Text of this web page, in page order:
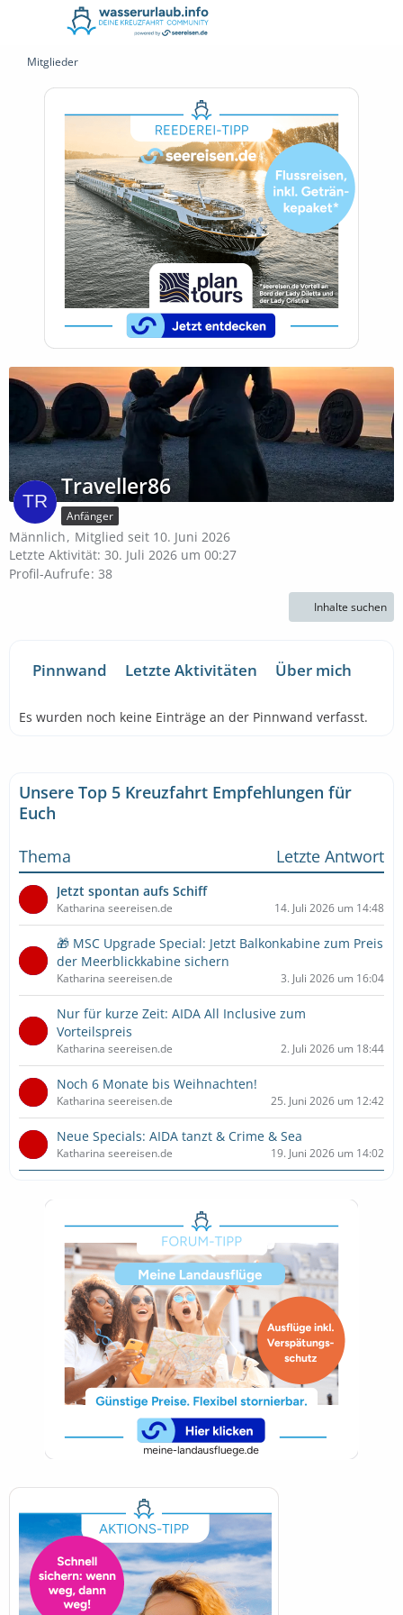
Mitglieder
Traveller86
Anfänger
Männlich
Mitglied seit 10. Juni 2026
Letzte Aktivität: 30. Juli 2026 um 00:27
Profil-Aufrufe 38
Inhalte suchen
Pinnwand Letzte Aktivitäten Über mich
Es wurden noch keine Einträge an der Pinnwand verfasst.
Unsere Top 5 Kreuzfahrt Empfehlungen für
Euch
Thema
Letzte Antwort
Jetzt spontan aufs Schiff
Katharina seereisen.de 14. Juli 2026 um 14:48
🎁 MSC Upgrade Special: Jetzt Balkonkabine zum Preis
der Meerblickkabine sichern
Katharina seereisen.de 3. Juli 2026 um 16:04
Nur für kurze Zeit: AIDA All Inclusive zum
Vorteilspreis
Katharina seereisen.de 2. Juli 2026 um 18:44
Noch 6 Monate bis Weihnachten!
Katharina seereisen.de 25. Juni 2026 um 12:42
Neue Specials: AIDA tanzt & Crime & Sea
Katharina seereisen.de 19. Juni 2026 um 14:02